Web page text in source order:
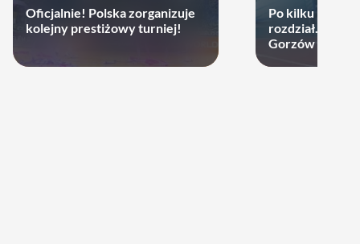
Oficjalnie! Polska zorganizuje
kolejny prestiżowy turniej!
Po kilku latach
rozdział.
Gorzów może